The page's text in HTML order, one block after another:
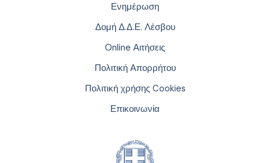
Ενημέρωση
Δομή Δ.Δ.Ε. Λέσβου
Online Αιτήσεις
Πολιτική Απορρήτου
Πολιτική χρήσης Cookies
Επικοινωνία